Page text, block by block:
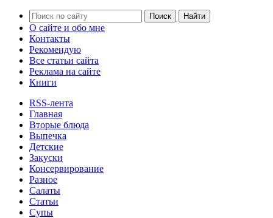
О сайте и обо мне
Контакты
Рекомендую
Все статьи сайта
Реклама на сайте
Книги
RSS-лента
Главная
Вторые блюда
Выпечка
Детские
Закуски
Консервирование
Разное
Салаты
Статьи
Супы